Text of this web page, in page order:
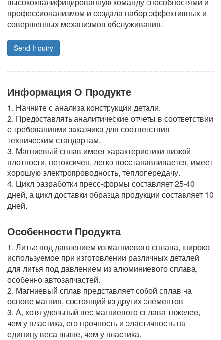
профессионализмом и создала набор эффективных и
совершенных механизмов обслуживания.
Send Inquiry
Информация О Продукте
1. Начните с анализа конструкции детали.
2. Предоставлять аналитические отчеты в соответствии
с требованиями заказчика для соответствия
техническим стандартам.
3. Магниевый сплав имеет характеристики низкой
плотности, нетоксичен, легко восстанавливается, имеет
хорошую электропроводность, теплопередачу.
4. Цикл разработки пресс-формы составляет 25-40
дней, а цикл доставки образца продукции составляет 10
дней.
Особенности Продукта
1. Литье под давлением из магниевого сплава, широко
используемое при изготовлении различных деталей
для литья под давлением из алюминиевого сплава,
особенно автозапчастей.
2. Магниевый сплав представляет собой сплав на
основе магния, состоящий из других элементов.
3. A, хотя удельный вес магниевого сплава тяжелее,
чем у пластика, его прочность и эластичность на
единицу веса выше, чем у пластика.